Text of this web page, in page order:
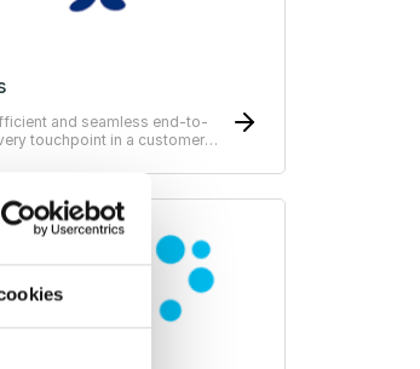
and seamless end-to-
touchpoint in a customer